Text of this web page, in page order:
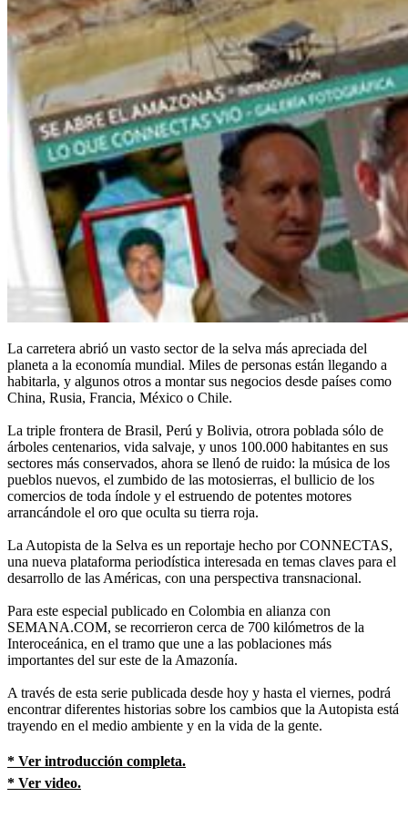
La carretera abrió un vasto sector de la selva más apreciada del
planeta a la economía mundial. Miles de personas están llegando a
habitarla, y algunos otros a montar sus negocios desde países como
China, Rusia, Francia, México o Chile.
La triple frontera de Brasil, Perú y Bolivia, otrora poblada sólo de
árboles centenarios, vida salvaje, y unos 100.000 habitantes en sus
sectores más conservados, ahora se llenó de ruido: la música de los
pueblos nuevos, el zumbido de las motosierras, el bullicio de los
comercios de toda índole y el estruendo de potentes motores
arrancándole el oro que oculta su tierra roja.
La Autopista de la Selva es un reportaje hecho por CONNECTAS,
una nueva plataforma periodística interesada en temas claves para el
desarrollo de las Américas, con una perspectiva transnacional.
Para este especial publicado en Colombia en alianza con
SEMANA.COM, se recorrieron cerca de 700 kilómetros de la
Interoceánica, en el tramo que une a las poblaciones más
importantes del sur este de la Amazonía.
A través de esta serie publicada desde hoy y hasta el viernes, podrá
encontrar diferentes historias sobre los cambios que la Autopista está
trayendo en el medio ambiente y en la vida de la gente.
* Ver introducción completa.
* Ver video.